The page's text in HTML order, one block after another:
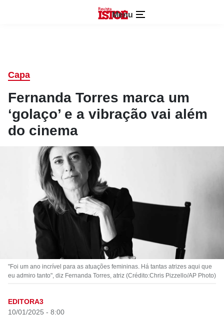
Menu
Capa
Fernanda Torres marca um
‘golaço’ e a vibração vai além
do cinema
"Foi um ano incrível para as atuações femininas. Há tantas atrizes aqui que
eu admiro tanto", diz Fernanda Torres, atriz (Crédito:Chris Pizzello/AP Photo)
EDITORA3
10/01/2025 - 8:00